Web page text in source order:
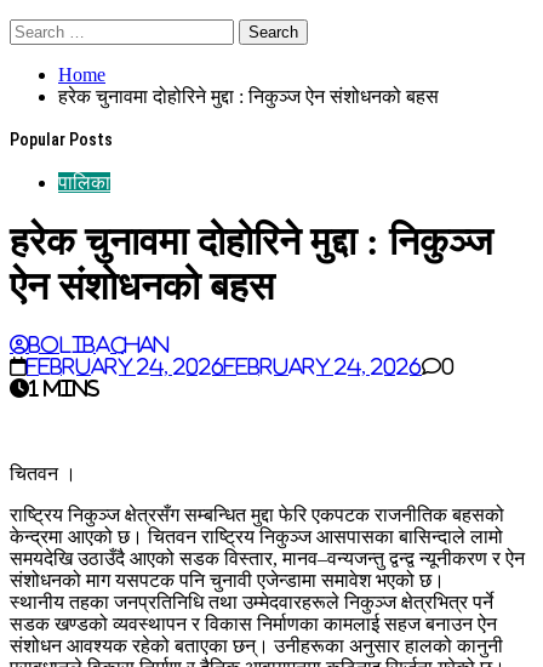
Home
हरेक चुनावमा दोहोरिने मुद्दा : निकुञ्ज ऐन संशोधनको बहस
Popular Posts
पालिका
हरेक चुनावमा दोहोरिने मुद्दा : निकुञ्ज
ऐन संशोधनको बहस
BoliBachan
February 24, 2026February 24, 2026
0
1 mins
चितवन ।
राष्ट्रिय निकुञ्ज क्षेत्रसँग सम्बन्धित मुद्दा फेरि एकपटक राजनीतिक बहसको
केन्द्रमा आएको छ। चितवन राष्ट्रिय निकुञ्ज आसपासका बासिन्दाले लामो
समयदेखि उठाउँदै आएको सडक विस्तार, मानव–वन्यजन्तु द्वन्द्व न्यूनीकरण र ऐन
संशोधनको माग यसपटक पनि चुनावी एजेन्डामा समावेश भएको छ।
स्थानीय तहका जनप्रतिनिधि तथा उम्मेदवारहरूले निकुञ्ज क्षेत्रभित्र पर्ने
सडक खण्डको व्यवस्थापन र विकास निर्माणका कामलाई सहज बनाउन ऐन
संशोधन आवश्यक रहेको बताएका छन्। उनीहरूका अनुसार हालको कानुनी